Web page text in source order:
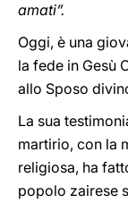
amati”.
Oggi, è una
la fede in Gesù
allo Sposo
La sua
martirio, con la
religiosa, ha
popolo zairese